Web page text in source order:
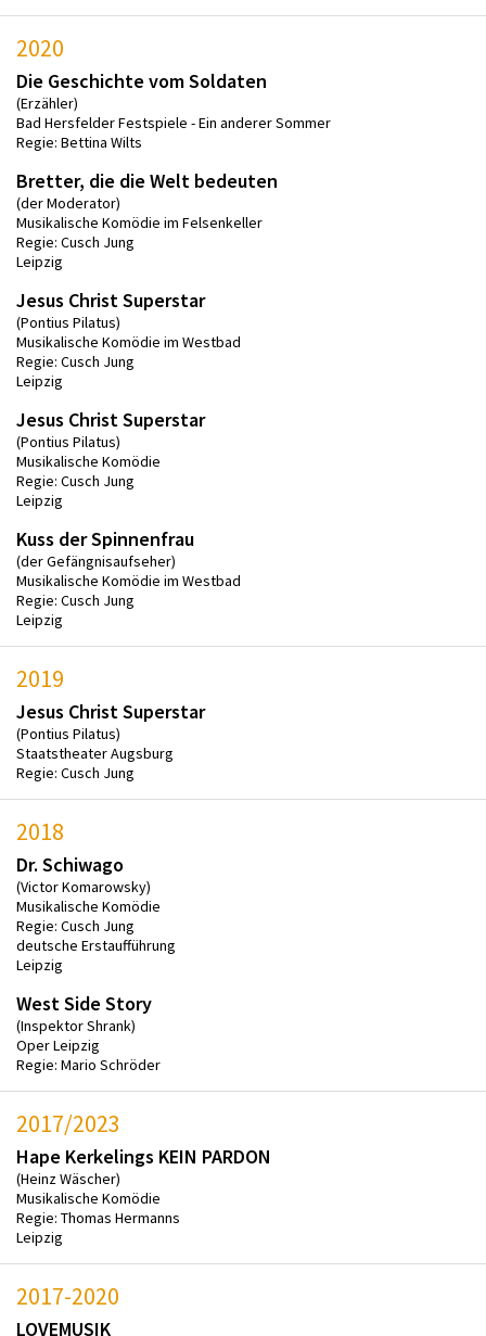
2020
Die Geschichte vom Soldaten
(Erzähler)
Bad Hersfelder Festspiele - Ein anderer Sommer
Regie: Bettina Wilts
Bretter, die die Welt bedeuten
(der Moderator)
Musikalische Komödie im Felsenkeller
Regie: Cusch Jung
Leipzig
Jesus Christ Superstar
(Pontius Pilatus)
Musikalische Komödie im Westbad
Regie: Cusch Jung
Leipzig
Jesus Christ Superstar
(Pontius Pilatus)
Musikalische Komödie
Regie: Cusch Jung
Leipzig
Kuss der Spinnenfrau
(der Gefängnisaufseher)
Musikalische Komödie im Westbad
Regie: Cusch Jung
Leipzig
2019
Jesus Christ Superstar
(Pontius Pilatus)
Staatstheater Augsburg
Regie: Cusch Jung
2018
Dr. Schiwago
(Victor Komarowsky)
Musikalische Komödie
Regie: Cusch Jung
deutsche Erstaufführung
Leipzig
West Side Story
(Inspektor Shrank)
Oper Leipzig
Regie: Mario Schröder
2017/2023
Hape Kerkelings KEIN PARDON
(Heinz Wäscher)
Musikalische Komödie
Regie: Thomas Hermanns
Leipzig
2017-2020
LOVEMUSIK